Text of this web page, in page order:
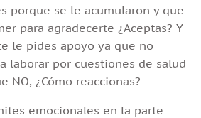
porque se le acumularon y que
para agradecerte ¿Aceptas? Y
le pides apoyo ya que no
laborar por cuestiones de salud
NO, ¿Cómo reaccionas?
emocionales en la parte